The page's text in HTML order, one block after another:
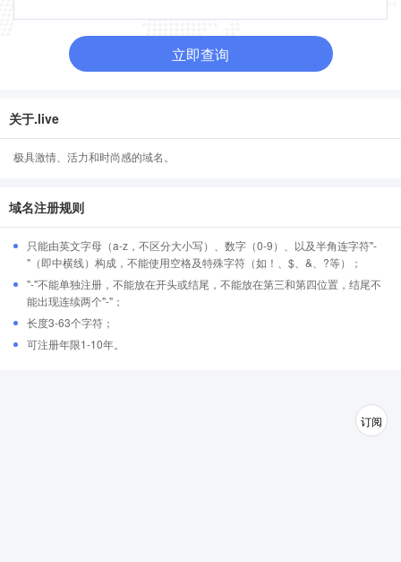
立即查询
关于.live
极具激情、活力和时尚感的域名。
域名注册规则
只能由英文字母（a-z，不区分大小写）、数字（0-9）、以及半角连字符"-
"（即中横线）构成，不能使用空格及特殊字符（如！、$、&、?等）；
"-"不能单独注册，不能放在开头或结尾，不能放在第三和第四位置，结尾不
能出现连续两个"-"；
长度3-63个字符；
可注册年限1-10年。
订阅